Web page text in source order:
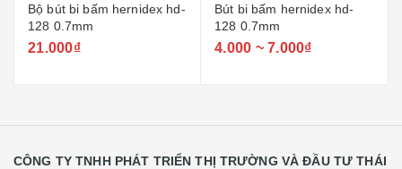
Bộ bút bi bấm hernidex hd-
128 0.7mm
21.000₫
Bút bi bấm hernidex hd-
128 0.7mm
4.000 ~ 7.000₫
CÔNG TY TNHH PHÁT TRIỂN THỊ TRƯỜNG VÀ ĐẦU TƯ THÁI